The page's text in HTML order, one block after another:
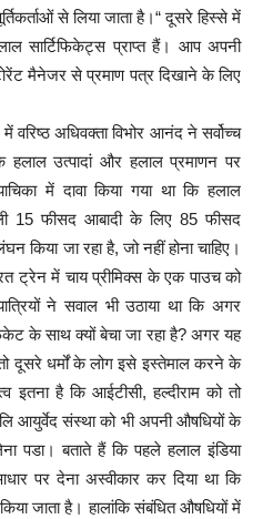
से लिया जाता है।“ दूसरे हिस्से में
सार्टिफिकेट्स प्राप्त हैं। आप अपनी
मैनेजर से प्रमाण पत्र दिखाने के लिए
अधिवक्ता विभोर आनंद ने सर्वोच्च
हलाल उत्पादां और हलाल प्रमाणन पर
में दावा किया गया था कि हलाल
15 फीसद आबादी के लिए 85 फीसद
किया जा रहा है, जो नहीं होना चाहिए।
ट्रेन में चाय प्रीमिक्स के एक पाउच को
ने सवाल भी उठाया था कि अगर
के साथ क्यों बेचा जा रहा है? अगर यह
दूसरे धर्मों के लोग इसे इस्तेमाल करने के
इतना है कि आईटीसी, हल्दीराम को तो
आयुर्वेद संस्था को भी अपनी औषधियों के
पडा। बताते हैं कि पहले हलाल इंडिया
पर देना अस्वीकार कर दिया था कि
जाता है। हालांकि संबंधित औषधियों में